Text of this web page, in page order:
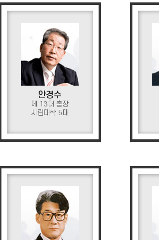
안경수
제 13대 총장
시립대학 5대